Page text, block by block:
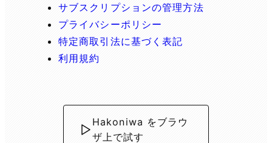
サブスクリプションの管理方法
プライバシーポリシー
特定商取引法に基づく表記
利用規約
Hakoniwa をブラウ
ザ上で試す